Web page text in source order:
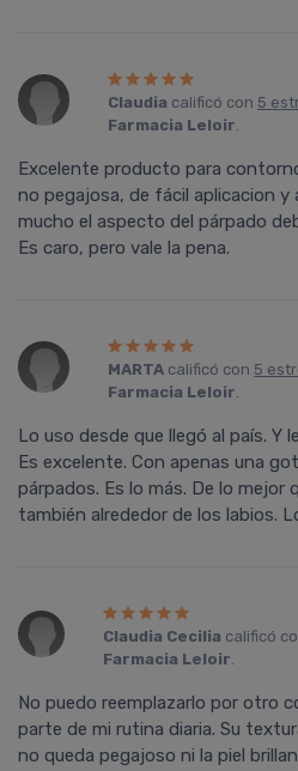
Claudia calificó con 5
Farmacia Leloir.
Excelente producto para
no pegajosa, de fácil aplicacion y
mucho el aspecto del párpado
Es caro, pero vale la pena.
MARTA calificó con 5
Farmacia Leloir.
Lo uso desde que llegó al país. Y
Es excelente. Con apenas una
párpados. Es lo más. De lo mejor
también alrededor de los labios.
Claudia Cecilia calificó
Farmacia Leloir.
No puedo reemplazarlo por otro
parte de mi rutina diaria. Su
no queda pegajoso ni la piel